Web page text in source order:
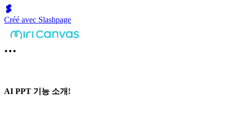
Créé avec Slashpage
AI PPT 기능 소개!